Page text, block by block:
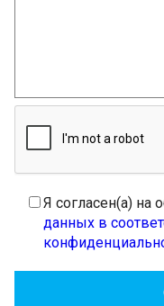
Я согласен(а) на
данных в